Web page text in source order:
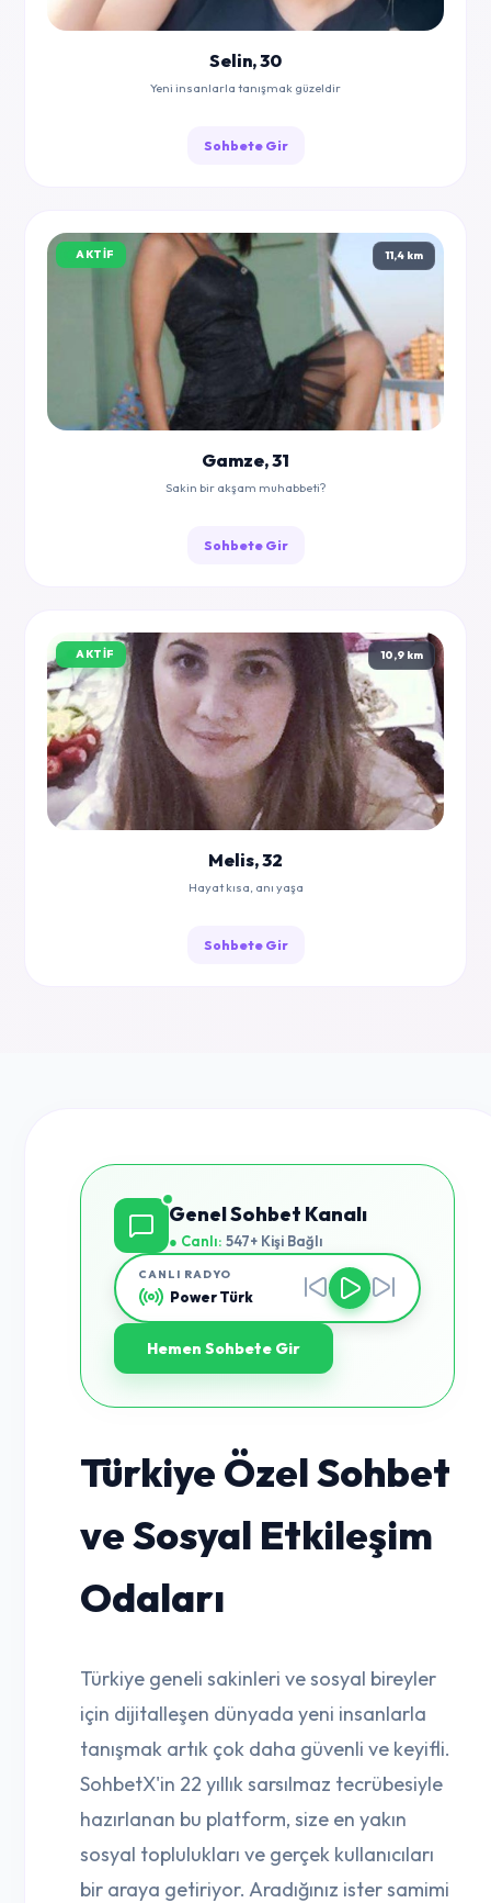
Selin, 30
Yeni insanlarla tanışmak güzeldir
Sohbete Gir
AKTIF 11,4 km
Gamze, 31
Sakin bir akşam muhabbeti?
Sohbete Gir
AKTIF 10,9 km
Melis, 32
Hayat kısa, anı yaşa
Sohbete Gir
Genel Sohbet Kanalı
● Canlı: 547+ Kişi Bağlı
CANLI RADYO
Power Türk
Hemen Sohbete Gir
Türkiye Özel Sohbet
ve Sosyal Etkileşim
Odaları
Türkiye geneli sakinleri ve sosyal bireyler
için dijitalleşen dünyada yeni insanlarla
tanışmak artık çok daha güvenli ve keyifli.
SohbetX'in 22 yıllık sarsılmaz tecrübesiyle
hazırlanan bu platform, size en yakın
sosyal toplulukları ve gerçek kullanıcıları
bir araya getiriyor. Aradığınız ister samimi